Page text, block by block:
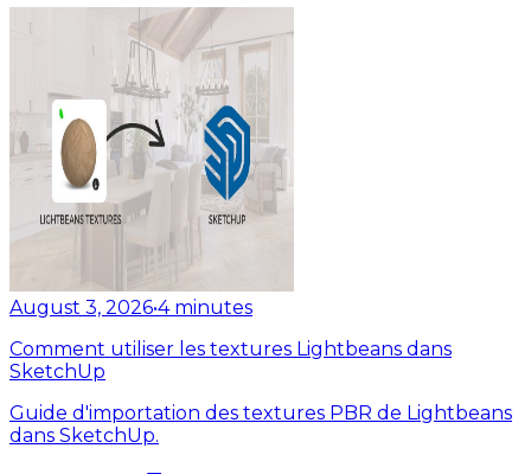
August 3, 2026•4 minutes
Comment utiliser les textures Lightbeans dans
SketchUp
Guide d'importation des textures PBR de Lightbeans
dans SketchUp.